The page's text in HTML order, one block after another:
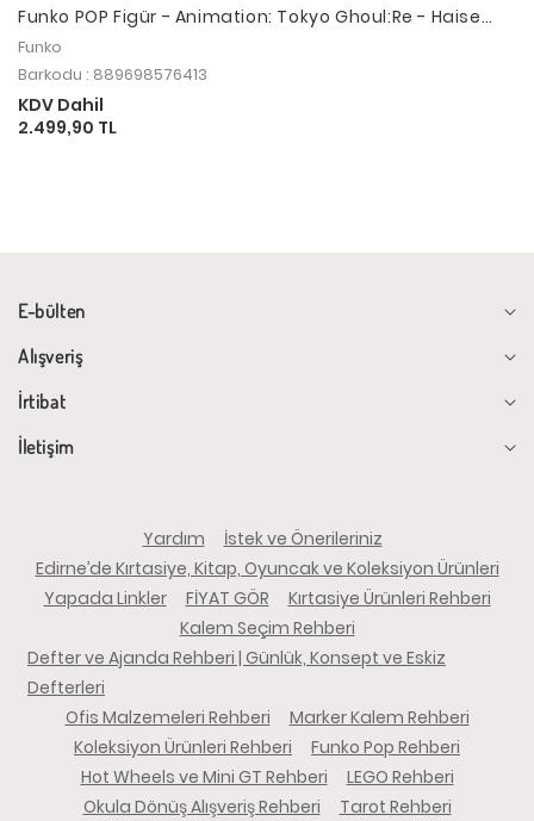
Funko POP Figür - Animation: Tokyo Ghoul:Re - Haise
Sasaki
Funko
Barkodu : 889698576413
KDV Dahil
2.499,90 TL
E-bülten
Alışveriş
İrtibat
İletişim
Yardım
İstek ve Önerileriniz
Edirne’de Kırtasiye, Kitap, Oyuncak ve Koleksiyon Ürünleri
Yapada Linkler
FİYAT GÖR
Kırtasiye Ürünleri Rehberi
Kalem Seçim Rehberi
Defter ve Ajanda Rehberi | Günlük, Konsept ve Eskiz
Defterleri
Ofis Malzemeleri Rehberi
Marker Kalem Rehberi
Koleksiyon Ürünleri Rehberi
Funko Pop Rehberi
Hot Wheels ve Mini GT Rehberi
LEGO Rehberi
Okula Dönüş Alışveriş Rehberi
Tarot Rehberi